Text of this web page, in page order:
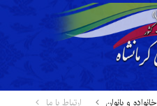
و بانوان ارتباط با ما